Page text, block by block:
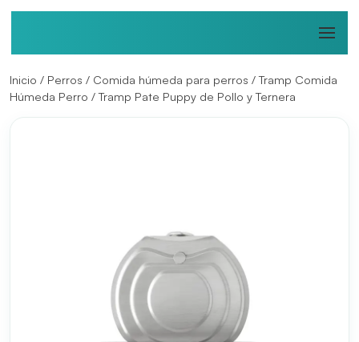
Inicio / Perros / Comida húmeda para perros /Tramp Comida
Húmeda Perro / Tramp Pate Puppy de Pollo y Ternera